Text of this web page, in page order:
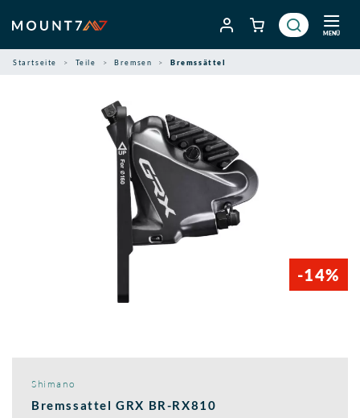
Inhalt
springen
MENÜ
Startseite Teile Bremsen Bremssättel
-14%
Shimano
Bremssattel GRX BR-RX810